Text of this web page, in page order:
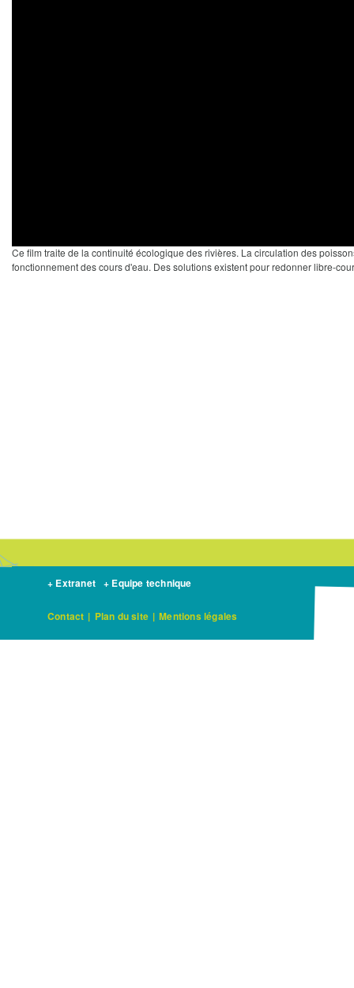
Ce film traite de la continuité écologique des rivières. La circulation des
fonctionnement des cours d'eau. Des solutions existent pour redonner libre-
+ Extranet + Equipe technique
Contact | Plan du site | Mentions légales